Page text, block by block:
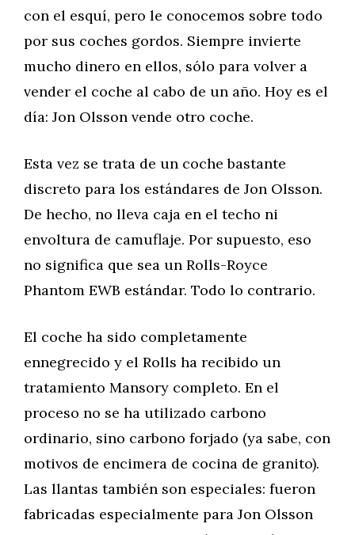
con el esquí, pero le conocemos sobre todo
por sus coches gordos. Siempre invierte
mucho dinero en ellos, sólo para volver a
vender el coche al cabo de un año. Hoy es el
día: Jon Olsson vende otro coche.
Esta vez se trata de un coche bastante
discreto para los estándares de Jon Olsson.
De hecho, no lleva caja en el techo ni
envoltura de camuflaje. Por supuesto, eso
no significa que sea un Rolls-Royce
Phantom EWB estándar. Todo lo contrario.
El coche ha sido completamente
ennegrecido y el Rolls ha recibido un
tratamiento Mansory completo. En el
proceso no se ha utilizado carbono
ordinario, sino carbono forjado (ya sabe, con
motivos de encimera de cocina de granito).
Las llantas también son especiales: fueron
fabricadas especialmente para Jon Olsson